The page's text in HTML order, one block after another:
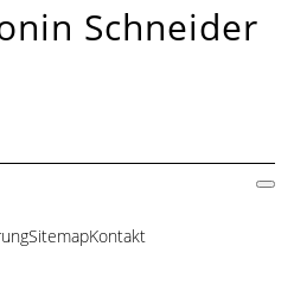
Schneider
SitemapKontakt